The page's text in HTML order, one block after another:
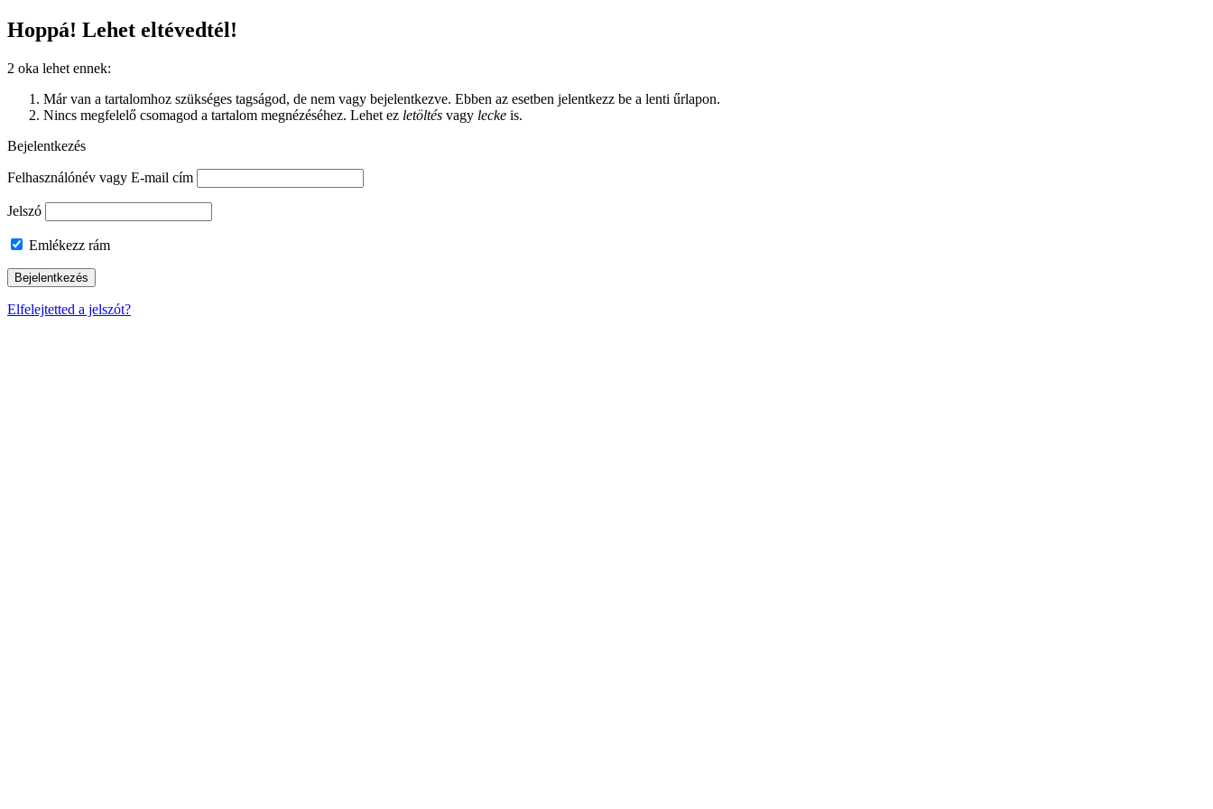
Hoppá! Lehet eltévedtél!
2 oka lehet ennek:
Már van a tartalomhoz szükséges tagságod, de nem vagy bejelentkezve. Ebben az esetben jelentkezz be a lenti űrlapon.
Nincs megfelelő csomagod a tartalom megnézéséhez. Lehet ez letöltés vagy lecke is.
Bejelentkezés
Felhasználónév vagy E-mail cím
Jelszó
Emlékezz rám
Elfelejtetted a jelszót?